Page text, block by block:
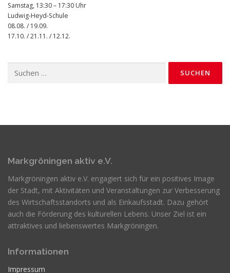
Samstag, 13:30 – 17:30 Uhr
Ludwig-Heyd-Schule
08.08. / 19.09.
17.10. / 21.11. / 12.12.
nach:
Markgröningen aktiv e.V.
Markgröningen aktiv e.V. engagiert sich für ein positives Image
der Stadt, mit Aktivitäten und Veranstaltungen zur Verbesserung
des Wirtschaftsstandorts und als Einkaufsstadt. Dazu gehört
auch die Förderung des kulturellen Lebens. Unser Ziel ist ein
attraktives und liebenswertes Markgröningen.
Informationen
Impressum